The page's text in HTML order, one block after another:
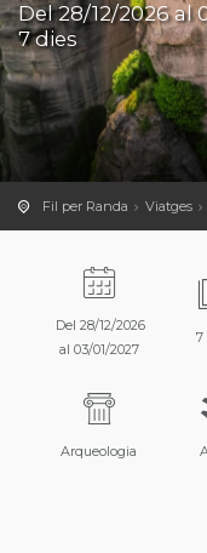
Del 28/12/2026 al
7 dies
Fil per Randa Viatges
Del 28/12/2026
al 03/01/2027
7
Arqueologia